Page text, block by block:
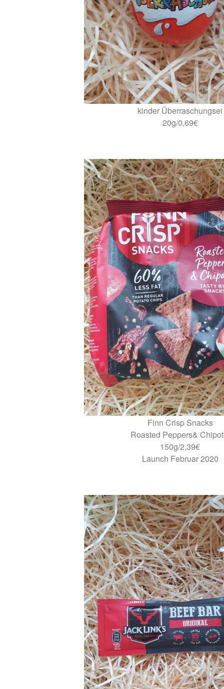
kinder Überraschungsei
20g/0,69€
Finn Crisp Snacks
Roasted Peppers&
150g/2,39€
Launch Februar 2020